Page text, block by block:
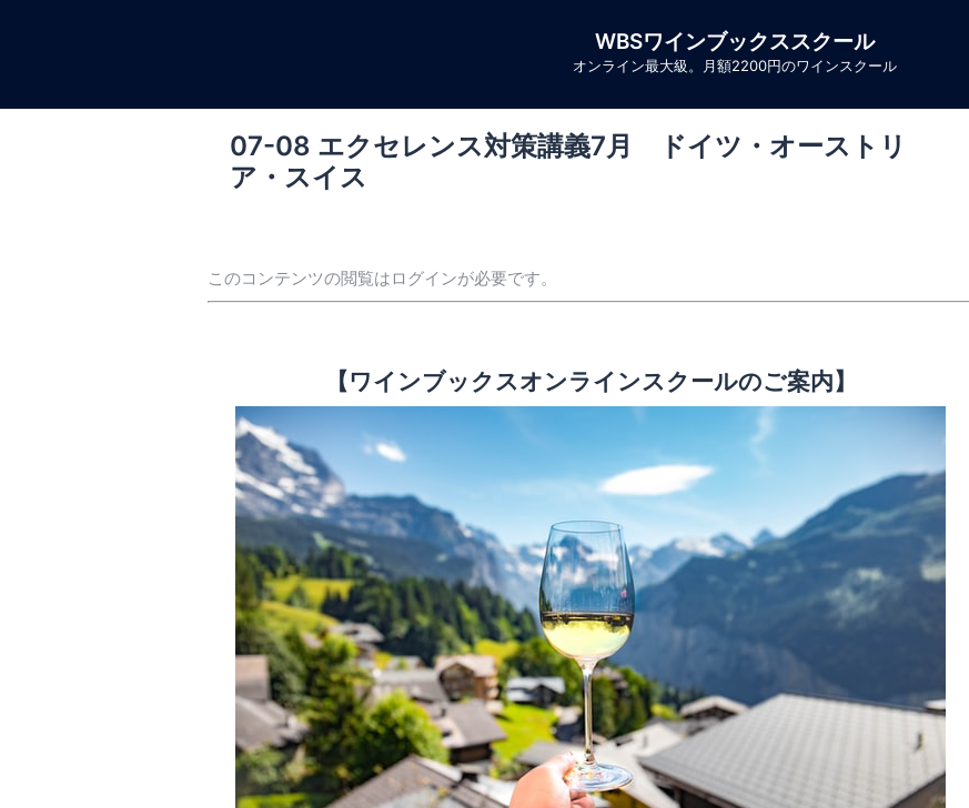
WBSワインブックススクール
オンライン最大級。月額2200円のワインスクール
07-08 エクセレンス対策講義7月 ドイツ・オーストリ
ア・スイス
このコンテンツの閲覧はログインが必要です。
【ワインブックスオンラインスクールのご案内】